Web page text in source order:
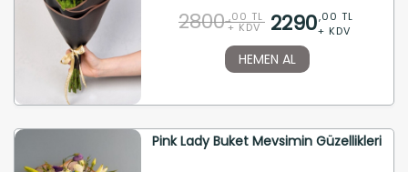
2800 ,00 TL
+ KDV 2290,00 TL
+ KDV
HEMEN AL
Pink Lady Buket Mevsimin Güzellikleri